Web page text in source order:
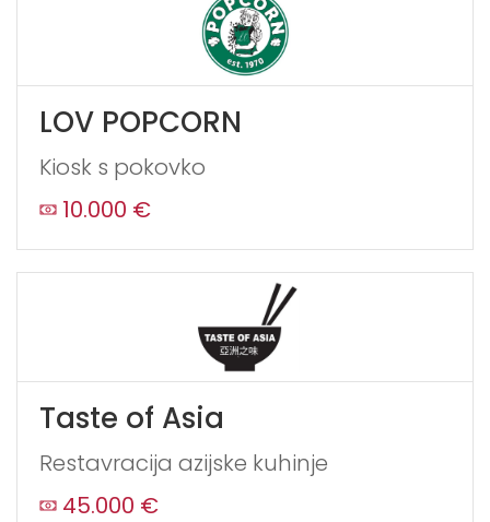
LOV POPCORN
Kiosk s pokovko
10.000 €
Taste of Asia
Restavracija azijske kuhinje
45.000 €